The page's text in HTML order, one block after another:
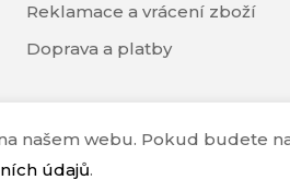
Reklamace a vrácení zboží
Doprava a platby
našem webu. Pokud budete
údajů.